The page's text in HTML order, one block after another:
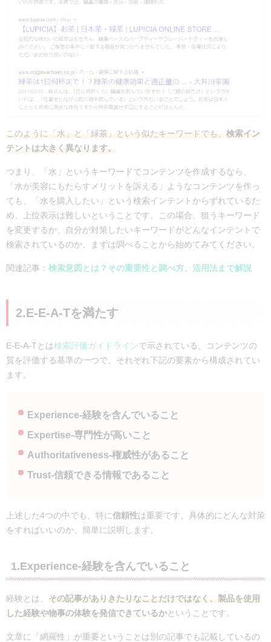
このように「水」と「緑茶」という似たキーワードでも、 検索イン
テントは大きく異なります。
つまり、「水」というキーワードでコンテンツを作成するなら、
「水が美容にもたらすメリットを訴える」ようなコンテンツを作っ
ても、「水を購入したい」という検索インテントからずれているた
め、上位表示は難しいということです。この場合、狙うキーワード
を変更するか、自分が対策したいキーワードがどんなインテントで
検索されているのか、まずは調べることから始めてみてください。
関連記事： 検索意図とは？その重要性と調べ方、活用法まで解説
2.E-E-A-Tを満たす
E-E-A-Tとは検索評価ガイドラインで示されている、コンテンツの
質を評価する基準の一つで、それぞれ下記の要素から構成されてい
ます。
Experience-経験を含んでいること
Expertise-専門性が高いこと
Authoritativeness-権威性があること
Trust-信頼できる情報であること
上述した4つの中でも、特に信頼性は重要です。具体的にどんな対策
をすればいいのか、簡単に説明します。
1.Experience-経験を含んでいること
経験とは、 その記事がありきたりなことだけではなく、製品を使用
した経験や物事の体験を発信できているかということです。
文章に「網羅性」が重要ということは別の記事でも記載しているの